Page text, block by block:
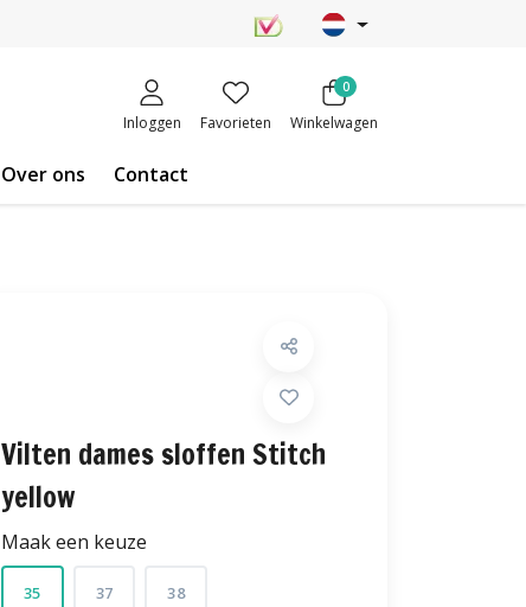
Inloggen Favorieten
0
Winkelwagen
Over ons Contact
Vilten dames sloffen Stitch
yellow
Maak een keuze
35 37 38